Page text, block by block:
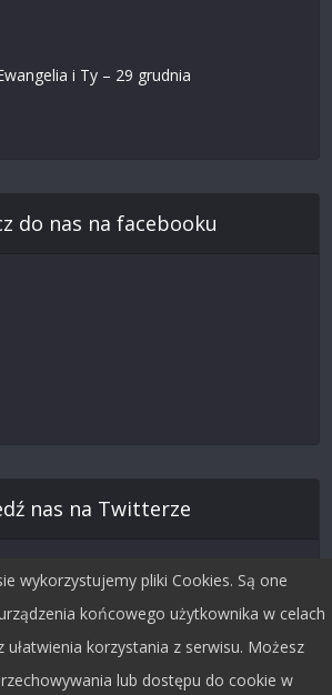
i Ty – 29 grudnia
do nas na facebooku
nas na Twitterze
wykorzystujemy pliki Cookies. Są one
końcowego użytkownika w celach
ułatwienia korzystania z serwisu. Możesz
lub dostępu do cookie w